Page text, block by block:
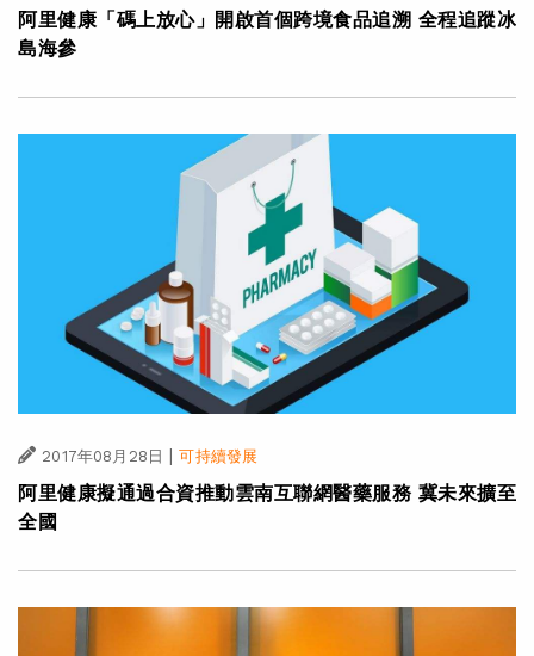
阿里健康「碼上放心」開啟首個跨境食品追溯 全程追蹤冰
島海參
2017年08月28日 | 可持續發展
阿里健康擬通過合資推動雲南互聯網醫藥服務 冀未來擴至
全國